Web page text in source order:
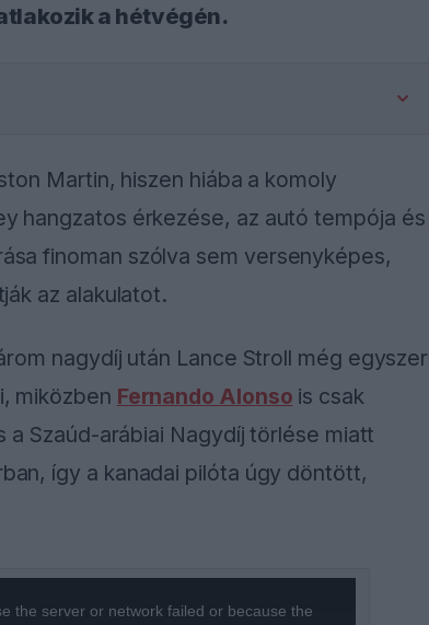
a hétvégén.
Martin, hiszen hiába a komoly
hangzatos érkezése, az autó tempója és
finoman szólva sem versenyképes,
az alakulatot.
nagydíj után Lance Stroll még egyszer
miközben Fernando Alonso is csak
a Szaúd-arábiai Nagydíj törlése miatt
így a kanadai pilóta úgy döntött,
the server or network failed or because the